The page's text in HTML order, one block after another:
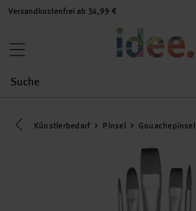
Versandkostenfrei ab 34,99 €
Eine Kategorie zurück navigieren
Künstlerbedarf Pinsel Gouachepinsel